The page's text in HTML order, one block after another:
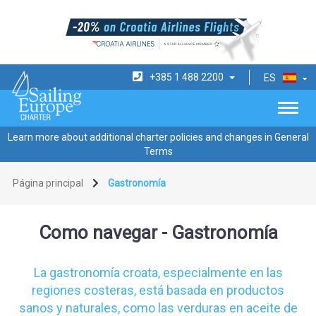
ES
+385 1 488 2200
Learn more about additional charter policies and changes in General
Terms
Página principal Gastronomía
Como navegar - Gastronomía
La gastronomía croata, especialmente en las
regiones costeras, está basada en productos
sanos y naturales, como las verduras en aceite de